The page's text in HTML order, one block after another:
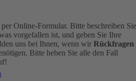
Online-Formular. Bitte beschreiben Sie
vorgefallen ist, und geben Sie Ihre
uns bei Ihnen, wenn wir Rückfragen
Bitte heben Sie alle den Fall